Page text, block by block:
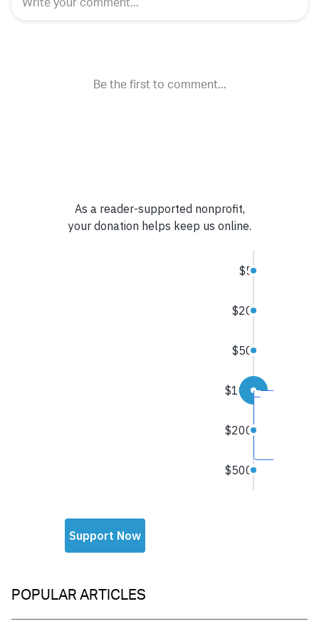
POPULAR ARTICLES